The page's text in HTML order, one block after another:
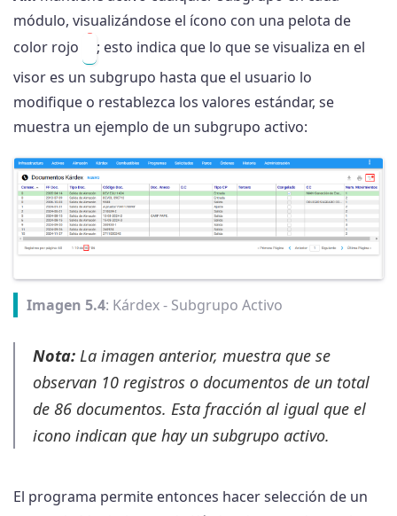
módulo, visualizándose el ícono con una pelota de
color rojo
; esto indica que lo que se visualiza en el
visor es un subgrupo hasta que el usuario lo
modifique o restablezca los valores estándar, se
muestra un ejemplo de un subgrupo activo:
Imagen 5.4: Kárdex - Subgrupo Activo
Nota: La imagen anterior, muestra que se
observan 10 registros o documentos de un total
de 86 documentos. Esta fracción al igual que el
icono indican que hay un subgrupo activo.
El programa permite entonces hacer selección de un